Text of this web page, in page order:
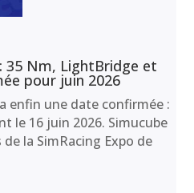
35 Nm, LightBridge et
pour juin 2026
enfin une date confirmée :
le 16 juin 2026. Simucube
la SimRacing Expo de